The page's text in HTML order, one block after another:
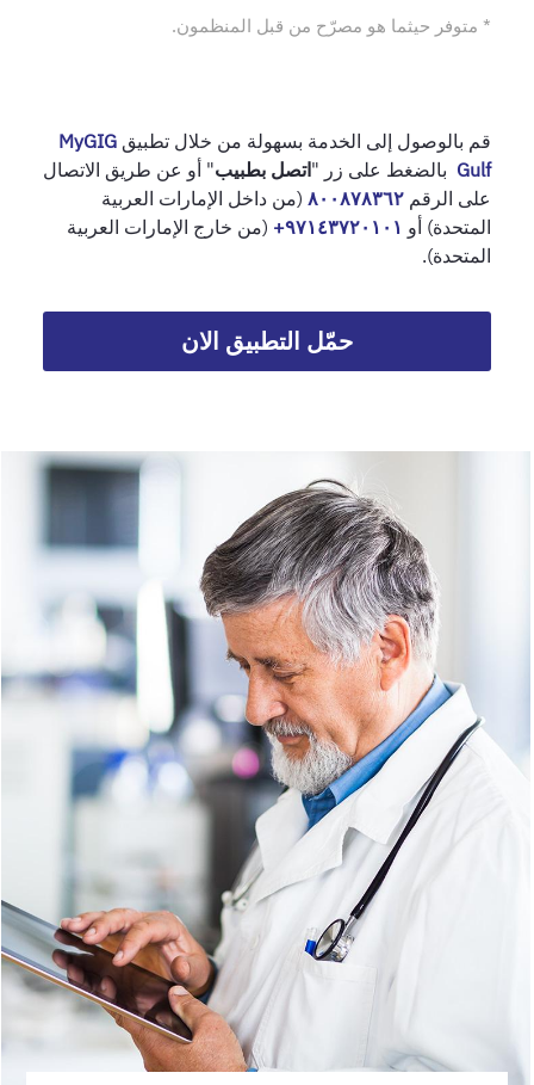
* متوفر حيثما هو مصرّح من قبل المنظمون.
قم بالوصول إلى الخدمة بسهولة من خلال تطبيق MyGIG
Gulfبالضغط على زر "اتصل بطبيب" أو عن طريق الاتصال
على الرقم ٨٠٠٨٧٨٣٦٢(من داخل الإمارات العربية
المتحدة) أو ٩٧١٤٣٧٢٠١٠١+ (من خارج الإمارات العربية
المتحدة).
حمّل التطبيق الان